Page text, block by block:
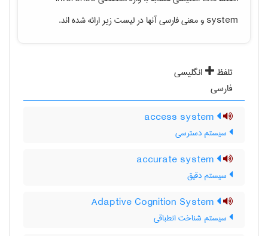
systemو معنی فارسی آنها در لیست زیر ارائه شده اند.
تلفظ
انگلیسی
فارسی
سیستم دسترسی
سیستم دقیق
سیستم شناخت انطباقی